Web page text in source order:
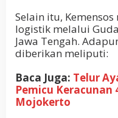
Selain itu,
logistik melalui
Jawa Tengah.
diberikan meliputi:
Baca Juga: Telur
Pemicu Keracunan
Mojokerto